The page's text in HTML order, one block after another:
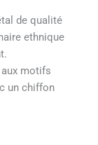
de qualité
ethnique
motifs
un chiffon